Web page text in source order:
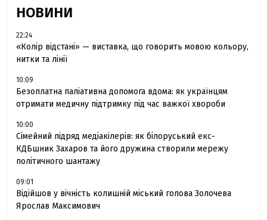
НОВИНИ
22:24
«Колір відстані» — виставка, що говорить мовою кольору,
нитки та лінії
10:09
Безоплатна паліативна допомога вдома: як українцям
отримати медичну підтримку під час важкої хвороби
10:00
Сімейний підряд медіакілерів: як білоруський екс-
КДБшник Захаров та його дружина створили мережу
політичного шантажу
09:01
Відійшов у вічність колишній міський голова Золочева
Ярослав Максимович